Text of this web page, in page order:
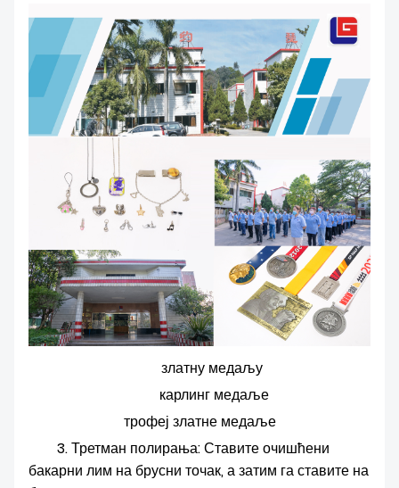
златну медаљу
карлинг медаље
трофеј златне медаље
3. Третман полирања: Ставите очишћени
бакарни лим на брусни точак, а затим га ставите на